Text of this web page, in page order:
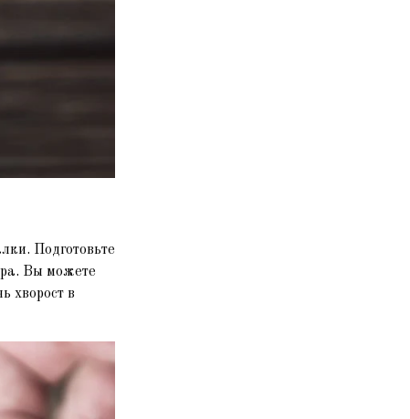
Подготовьте
Вы можете
хворост в